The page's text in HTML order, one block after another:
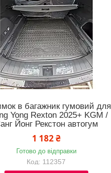
в багажник гумовий для
Yong Rexton 2025+ KGM /
Йонг Рекстон автогум
1 182 ₴
Готово до відправки
112357